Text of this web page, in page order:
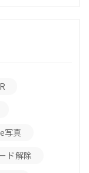
写真
ド解除